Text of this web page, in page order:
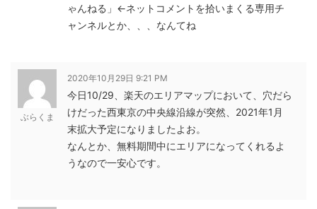
ゃんねる」←ネットコメントを拾いまくる専用チ
ャンネルとか、、、なんてね
ぶらくま
2020年10月29日 9:21 PM
今日10/29、楽天のエリアマップにおいて、穴だら
けだった西東京の中央線沿線が突然、2021年1月
末拡大予定になりましたよお。
なんとか、無料期間中にエリアになってくれるよ
うなので一安心です。